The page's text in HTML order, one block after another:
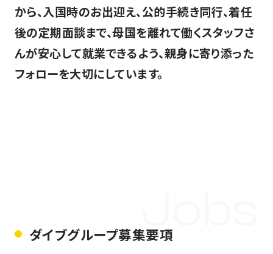
から、入国時のお出迎え、公的手続き同行、着任
後の定期面談まで、母国を離れて働くスタッフさ
んが安心して就業できるよう、親身に寄り添った
フォローを大切にしています。
ダイブグループ募集要項